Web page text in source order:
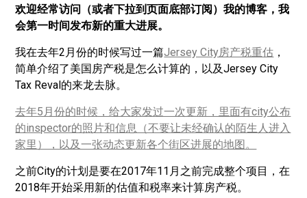
欢迎经常访问（或者下拉到页面底部订阅）我的博客，我
会第一时间发布新的重大进展。
我在去年2月份的时候写过一篇Jersey City房产税重估 ，
简单介绍了美国房产税是怎么计算的，以及Jersey City
Tax Reval的来龙去脉。
去年5月份的时候，给大家发过一次更新，里面有city公布
的inspector的照片和信息（不要让未经确认的陌生人进入
家里），以及一张动态更新各个街区进展的地图。
之前City的计划是要在2017年11月之前完成整个项目，在
2018年开始采用新的估值和税率来计算房产税。